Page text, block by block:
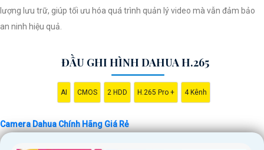
lượng lưu trữ, giúp tối ưu hóa quá trình quản lý video mà vẫn đảm bảo
an ninh hiệu quả.
ĐẦU GHI HÌNH DAHUA H.265
AI CMOS 2 HDD H.265 Pro + 4 Kênh
Camera Dahua Chính Hãng Giá Rẻ